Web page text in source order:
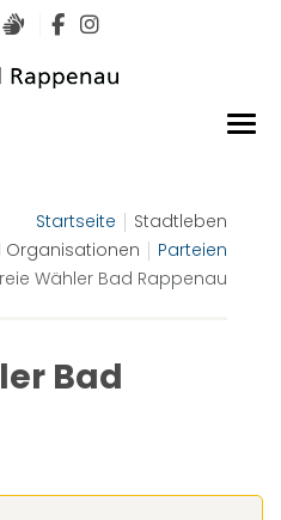
Sprache
Gebärdensprachen
Startseite
Stadtleben
Organisationen
Parteien
Wähler Bad Rappenau
Bad